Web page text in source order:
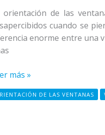
orientación de las
cuando se
enorme entre una
más »
DE LAS VENTANAS